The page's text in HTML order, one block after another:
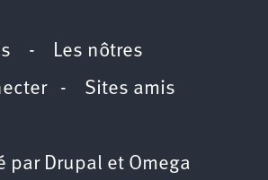
- Les nôtres
- Sites amis
par Drupal et Omega